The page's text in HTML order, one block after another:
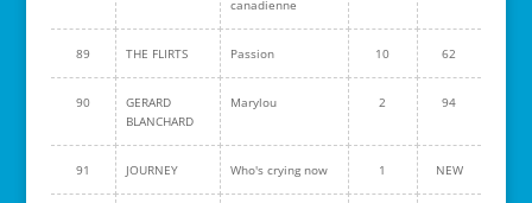
canadienne
89 THE FLIRTS Passion 10 62
90
GERARD
BLANCHARD
Marylou 2 94
91 JOURNEY Who's crying now 1 NEW